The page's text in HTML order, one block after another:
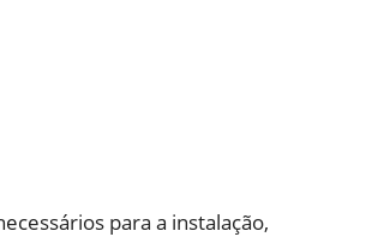
para a instalação,